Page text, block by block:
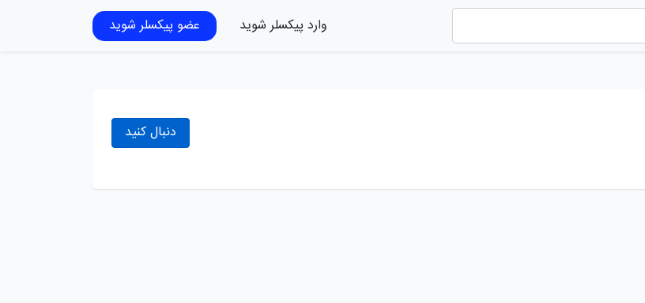
وارد پیکسلر شوید عضو پیکسلر شوید
دنبال کنید